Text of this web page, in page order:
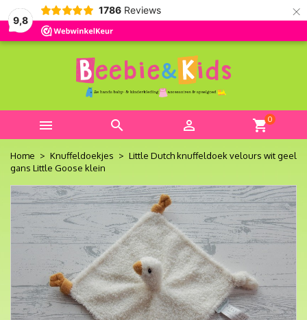
9,8
1786 Reviews ×
   shopping_cart0
Home Knuffeldoekjes
Little Dutch knuffeldoek velours wit geel
gans Little Goose klein